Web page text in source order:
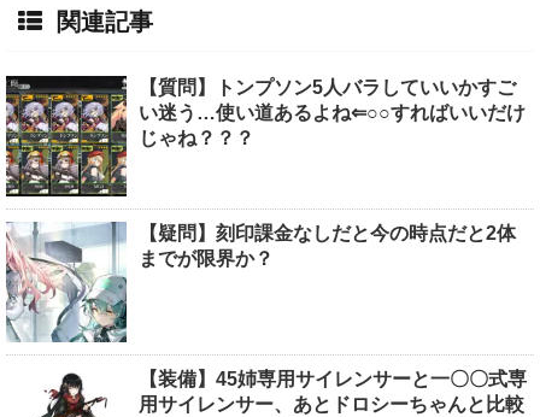
関連記事
【質問】トンプソン5人バラしていいかすご
い迷う…使い道あるよね⇐○○すればいいだけ
じゃね？？？
【疑問】刻印課金なしだと今の時点だと2体
までが限界か？
【装備】45姉専用サイレンサーと一〇〇式専
用サイレンサー、あとドロシーちゃんと比較